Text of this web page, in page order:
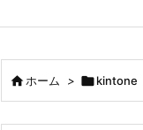
ホーム > kintone